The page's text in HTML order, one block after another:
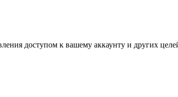
доступом к вашему аккаунту и других